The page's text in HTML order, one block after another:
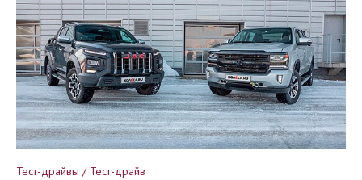
Тест-драйвы / Тест-драйв